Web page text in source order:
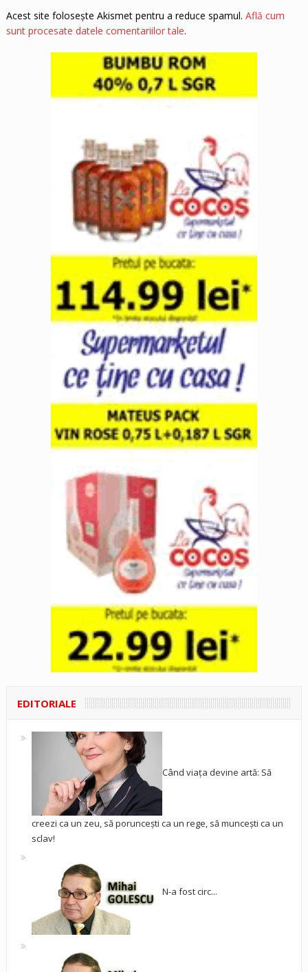
Acest site folosește Akismet pentru a reduce spamul. Află cum
sunt procesate datele comentariilor tale.
EDITORIALE
Când viața devine artă: Să
creezi ca un zeu, să poruncești ca un rege, să muncești ca un
sclav!
N-a fost circ...